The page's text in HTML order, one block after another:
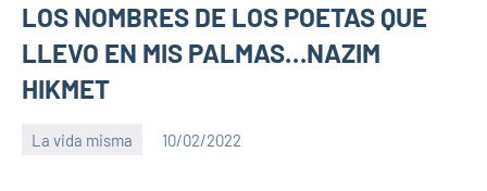
LOS NOMBRES DE LOS POETAS QUE
LLEVO EN MIS PALMAS…NAZIM
HIKMET
La vida misma 10/02/2022